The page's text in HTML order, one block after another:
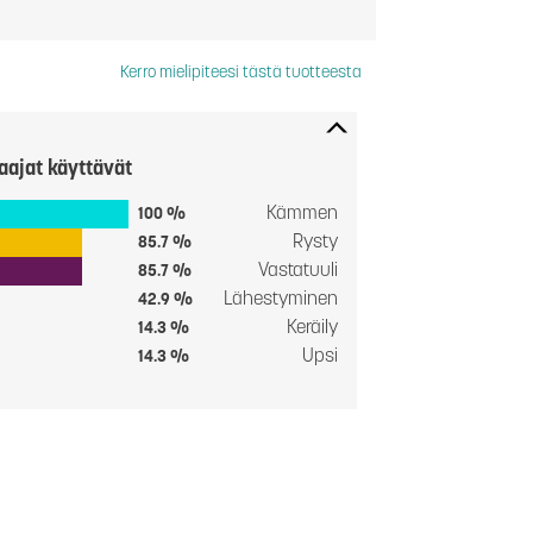
Kerro mielipiteesi tästä tuotteesta
käyttävät
100 % Kämmen
85.7 % Rysty
85.7 % Vastatuuli
42.9 % Lähestyminen
14.3 % Keräily
14.3 % Upsi